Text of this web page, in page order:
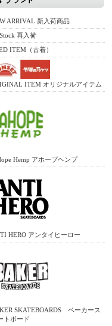
ARRIVAL 新入荷商品
再入荷
ITEM（古着）
ITEM オリジナルアイテム
Hemp アホープヘンプ
HERO アンタイヒーロー
SKATEBOARDS ベーカース
トボード